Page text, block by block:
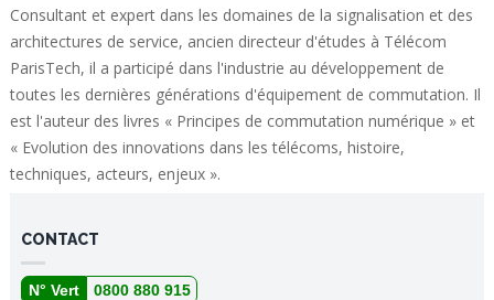
Consultant et expert dans les domaines de la signalisation et des
architectures de service, ancien directeur d'études à Télécom
ParisTech, il a participé dans l'industrie au développement de
toutes les dernières générations d'équipement de commutation. Il
est l'auteur des livres « Principes de commutation numérique » et
« Evolution des innovations dans les télécoms, histoire,
techniques, acteurs, enjeux ».
CONTACT
N° Vert 0800 880 915